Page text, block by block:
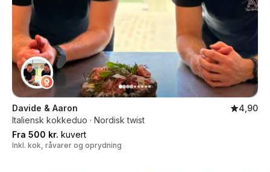
Davide & Aaron
4,90
Italiensk kokkeduo · Nordisk twist
Fra 500 kr. kuvert
Inkl. kok, råvarer og oprydning